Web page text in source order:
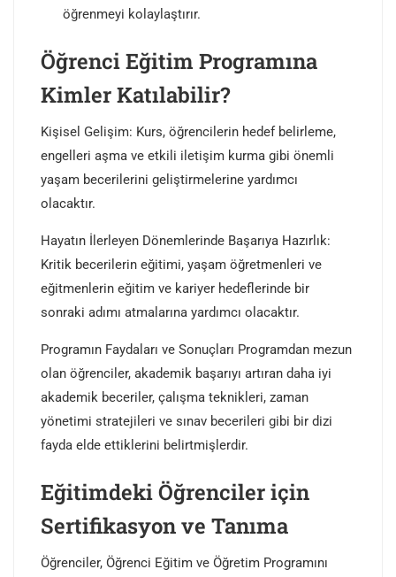
öğrenmeyi kolaylaştırır.
Öğrenci Eğitim Programına
Kimler Katılabilir?
Kişisel Gelişim: Kurs, öğrencilerin hedef belirleme,
engelleri aşma ve etkili iletişim kurma gibi önemli
yaşam becerilerini geliştirmelerine yardımcı
olacaktır.
Hayatın İlerleyen Dönemlerinde Başarıya Hazırlık:
Kritik becerilerin eğitimi, yaşam öğretmenleri ve
eğitmenlerin eğitim ve kariyer hedeflerinde bir
sonraki adımı atmalarına yardımcı olacaktır.
Programın Faydaları ve Sonuçları Programdan mezun
olan öğrenciler, akademik başarıyı artıran daha iyi
akademik beceriler, çalışma teknikleri, zaman
yönetimi stratejileri ve sınav becerileri gibi bir dizi
fayda elde ettiklerini belirtmişlerdir.
Eğitimdeki Öğrenciler için
Sertifikasyon ve Tanıma
Öğrenciler, Öğrenci Eğitim ve Öğretim Programını